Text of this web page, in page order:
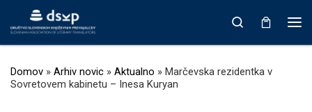
Prikaži vso vsebino
Search
Domov » Arhiv novic » Aktualno » Marčevska rezidentka v
Sovretovem kabinetu – Inesa Kuryan